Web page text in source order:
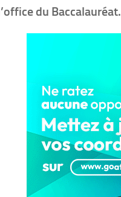
du Baccalauréat.